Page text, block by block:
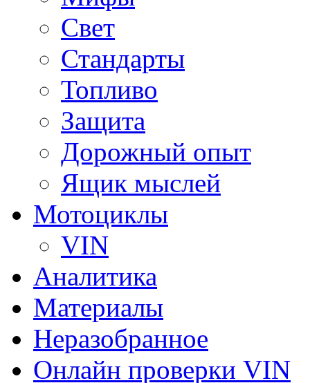
Свет
Стандарты
Топливо
Защита
Дорожный опыт
Ящик мыслей
Мотоциклы
VIN
Аналитика
Материалы
Неразобранное
Онлайн проверки VIN